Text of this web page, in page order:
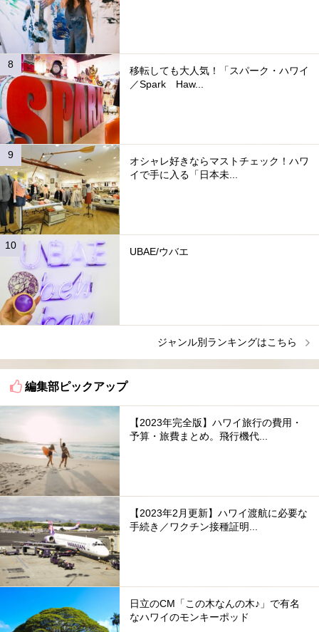
移転しても大人気！「スパーク・ハワイ
／Spark Haw...
オシャレ好きならマストチェック！ハワ
イで手に入る「日本未...
UBAE/ウバエ
ジャンル別ランキングはこちら
編集部ピックアップ
【2023年完全版】ハワイ旅行の費用・
予算・旅費まとめ。飛行機代...
【2023年2月更新】ハワイ渡航に必要な
手続き／ワクチン接種証明...
日立のCM「この木なんの木♪」で有名
なハワイのモンキーポッド